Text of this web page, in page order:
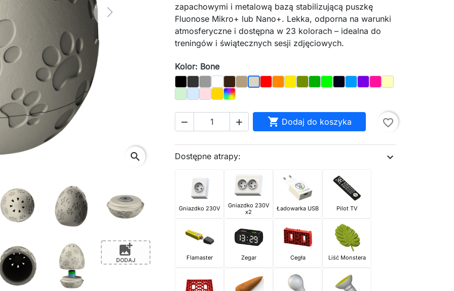
Next
search
add_photo_alternate
DODAJ
zapachowymi i metalową bazą stabilizującą puszkę
Fluonose Mikro+ lub Nano+. Lekka, odporna na warunki
atmosferyczne i dostępna w 23 kolorach – idealna do
treningów i świątecznych sesji zdjęciowych.
Kolor: Bone
BlackGraphite
GrayWhiteBrown
OakBoneRedOrange
Yellow
OliveDark_Green
Light_Green
Night_Sky
BluePurpleMagenta
Pastel_Yellow
Pastel_Green
Pastel_Blue
Pastel_Pink
GoldRainbow
   Dodaj do koszyka favorite_border
Dostępne atrapy: expand_more
Gniazdko 230V
Gniazdko 230V
x2
Ładowarka USB Pilot TV
Flamaster Zegar Cegła Liść Monstera